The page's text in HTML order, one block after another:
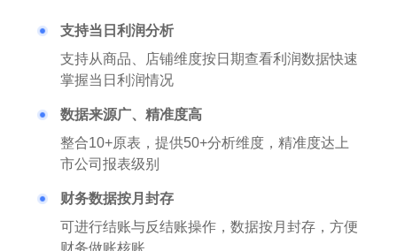
支持当日利润分析
支持从商品、店铺维度按日期查看利润数据快速
掌握当日利润情况
数据来源广、精准度高
整合10+原表，提供50+分析维度，精准度达上
市公司报表级别
财务数据按月封存
可进行结账与反结账操作，数据按月封存，方便
财务做账核账